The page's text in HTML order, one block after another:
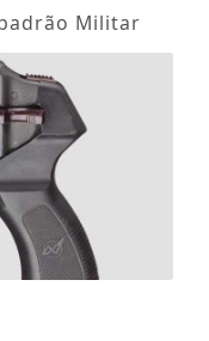
Militar